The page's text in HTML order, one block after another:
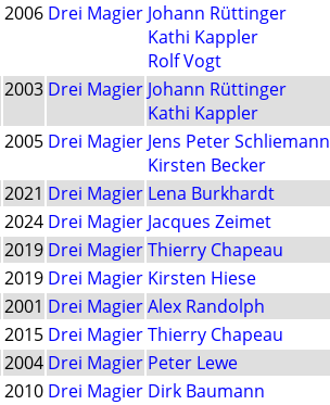
2006 Drei Magier Johann Rüttinger
Kathi Kappler
Rolf Vogt
2003 Drei Magier Johann Rüttinger
Kathi Kappler
2005 Drei Magier Jens Peter Schliemann
Kirsten Becker
2021 Drei Magier Lena Burkhardt
2024 Drei Magier Jacques Zeimet
2019 Drei MagierThierry Chapeau
2019 Drei Magier Kirsten Hiese
2001 Drei MagierAlex Randolph
2015 Drei MagierThierry Chapeau
2004 Drei Magier Peter Lewe
2010 Drei Magier Dirk Baumann